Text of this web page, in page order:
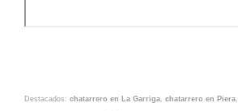
Destacados: chatarrero en La Garriga, chatarrero en Piera,